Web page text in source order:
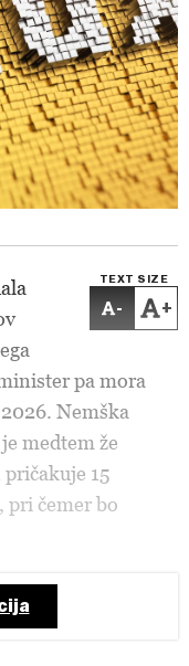
TEXT SIZE
- +
pa mora
Nemška
medtem že
15
čemer bo